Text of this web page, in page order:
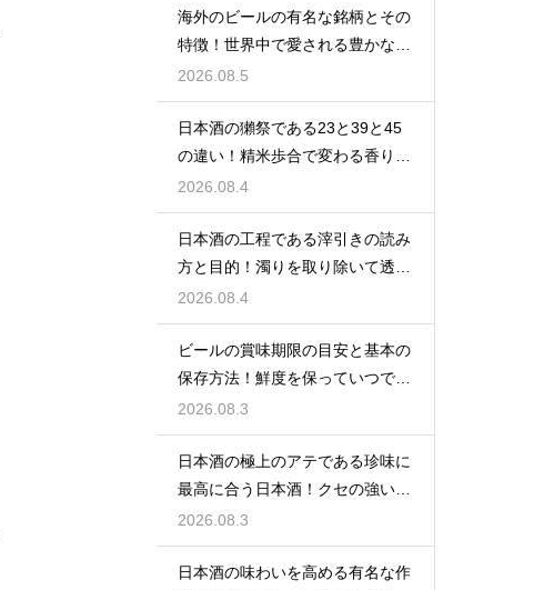
海外のビールの有名な銘柄とその
特徴！世界中で愛される豊かな味
わい
2026.08.5
日本酒の獺祭である23と39と45
の違い！精米歩合で変わる香りと
価格
2026.08.4
日本酒の工程である滓引きの読み
方と目的！濁りを取り除いて透明
な清酒に
2026.08.4
ビールの賞味期限の目安と基本の
保存方法！鮮度を保っていつでも
美味しく
2026.08.3
日本酒の極上のアテである珍味に
最高に合う日本酒！クセの強い旨
味を堪能
2026.08.3
日本酒の味わいを高める有名な作